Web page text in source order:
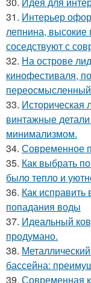
31. Интерьер
лепнина, высокие
соседствуют с
32. На острове
кинофестиваля,
33. Историческая
винтажные
минимализмом.
34. Современное
35. Как выбрать
было тепло и
36. Как исправить
попадания воды
37. Идеальный
продумано.
38.
бассейна:
39. Современная